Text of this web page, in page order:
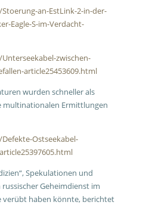
an-EstLink-2-in-der-
Eagle-S-im-Verdacht-
zwischen-
article25453609.html
wurden schneller als
multinationalen Ermittlungen
Ostseekabel-
Spekulationen und
Geheimdienst im
verübt haben könnte, berichtet